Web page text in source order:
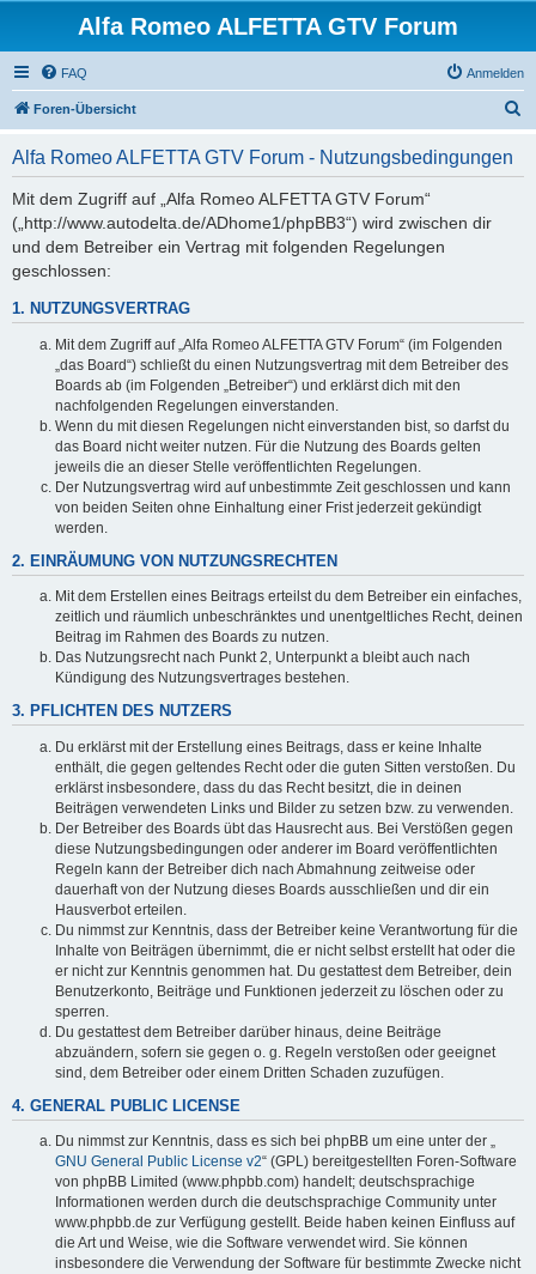
Alfa Romeo ALFETTA GTV Forum
FAQ Anmelden
Foren-Übersicht
Alfa Romeo ALFETTA GTV Forum - Nutzungsbedingungen
Mit dem Zugriff auf „Alfa Romeo ALFETTA GTV Forum“
(„http://www.autodelta.de/ADhome1/phpBB3“) wird zwischen dir
und dem Betreiber ein Vertrag mit folgenden Regelungen
geschlossen:
1. NUTZUNGSVERTRAG
Mit dem Zugriff auf „Alfa Romeo ALFETTA GTV Forum“ (im Folgenden
„das Board“) schließt du einen Nutzungsvertrag mit dem Betreiber des
Boards ab (im Folgenden „Betreiber“) und erklärst dich mit den
nachfolgenden Regelungen einverstanden.
Wenn du mit diesen Regelungen nicht einverstanden bist, so darfst du
das Board nicht weiter nutzen. Für die Nutzung des Boards gelten
jeweils die an dieser Stelle veröffentlichten Regelungen.
Der Nutzungsvertrag wird auf unbestimmte Zeit geschlossen und kann
von beiden Seiten ohne Einhaltung einer Frist jederzeit gekündigt
werden.
2. EINRÄUMUNG VON NUTZUNGSRECHTEN
Mit dem Erstellen eines Beitrags erteilst du dem Betreiber ein einfaches,
zeitlich und räumlich unbeschränktes und unentgeltliches Recht, deinen
Beitrag im Rahmen des Boards zu nutzen.
Das Nutzungsrecht nach Punkt 2, Unterpunkt a bleibt auch nach
Kündigung des Nutzungsvertrages bestehen.
3. PFLICHTEN DES NUTZERS
Du erklärst mit der Erstellung eines Beitrags, dass er keine Inhalte
enthält, die gegen geltendes Recht oder die guten Sitten verstoßen. Du
erklärst insbesondere, dass du das Recht besitzt, die in deinen
Beiträgen verwendeten Links und Bilder zu setzen bzw. zu verwenden.
Der Betreiber des Boards übt das Hausrecht aus. Bei Verstößen gegen
diese Nutzungsbedingungen oder anderer im Board veröffentlichten
Regeln kann der Betreiber dich nach Abmahnung zeitweise oder
dauerhaft von der Nutzung dieses Boards ausschließen und dir ein
Hausverbot erteilen.
Du nimmst zur Kenntnis, dass der Betreiber keine Verantwortung für die
Inhalte von Beiträgen übernimmt, die er nicht selbst erstellt hat oder die
er nicht zur Kenntnis genommen hat. Du gestattest dem Betreiber, dein
Benutzerkonto, Beiträge und Funktionen jederzeit zu löschen oder zu
sperren.
Du gestattest dem Betreiber darüber hinaus, deine Beiträge
abzuändern, sofern sie gegen o. g. Regeln verstoßen oder geeignet
sind, dem Betreiber oder einem Dritten Schaden zuzufügen.
4. GENERAL PUBLIC LICENSE
Du nimmst zur Kenntnis, dass es sich bei phpBB um eine unter der „
GNU General Public License v2“ (GPL) bereitgestellten Foren-Software
von phpBB Limited (www.phpbb.com) handelt; deutschsprachige
Informationen werden durch die deutschsprachige Community unter
www.phpbb.de zur Verfügung gestellt. Beide haben keinen Einfluss auf
die Art und Weise, wie die Software verwendet wird. Sie können
insbesondere die Verwendung der Software für bestimmte Zwecke nicht